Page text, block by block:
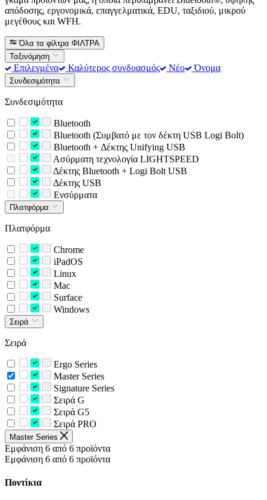
απόδοσης, εργονομικά, επαγγελματικά, EDU, ταξιδιού, μικρού
μεγέθους και WFH.
Όλα τα φίλτρα ΦΙΛΤΡΑ
Ταξινόμηση
Επιλεγμένα Καλύτερος συνδυασμός Νέο Όνομα
Συνδεσιμότητα
Συνδεσιμότητα
Bluetooth
Bluetooth (Συμβατό με τον δέκτη USB Logi Bolt)
Bluetooth + Δέκτης Unifying USB
Ασύρματη τεχνολογία LIGHTSPEED
Δέκτης Bluetooth + Logi Bolt USB
Δέκτης USB
Ενσύρματα
Πλατφόρμα
Πλατφόρμα
Chrome
iPadOS
Linux
Mac
Surface
Windows
Σειρά
Σειρά
Ergo Series
Master Series
Signature Series
Σειρά G
Σειρά G5
Σειρά PRO
Master Series
Εμφάνιση 6 από 6 προϊόντα
Εμφάνιση 6 από 6 προϊόντα
Ποντίκια